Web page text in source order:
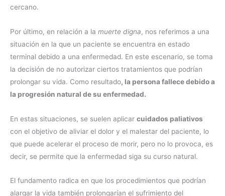
cercano.
Por último, en relación a la muerte digna, nos referimos a una
situación en la que un paciente se encuentra en estado
terminal debido a una enfermedad. En este escenario, se toma
la decisión de no autorizar ciertos tratamientos que podrían
prolongar su vida. Como resultado, la persona fallece debido a
la progresión natural de su enfermedad.
En estas situaciones, se suelen aplicar cuidados paliativos
con el objetivo de aliviar el dolor y el malestar del paciente, lo
que puede acelerar el proceso de morir, pero no lo provoca, es
decir, se permite que la enfermedad siga su curso natural.
El fundamento radica en que los procedimientos que podrían
alargar la vida también prolongarían el sufrimiento del